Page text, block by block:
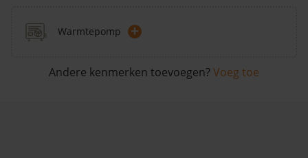
Warmtepomp +
Andere kenmerken toevoegen? Voeg toe